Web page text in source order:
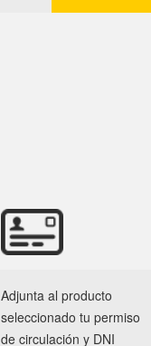
Adjunta al producto
seleccionado tu permiso
de circulación y DNI